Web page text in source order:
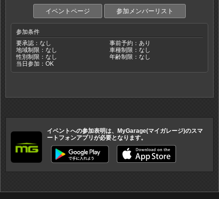
イベントページ 参加メンバーリスト
参加条件
要承認：なし
事前予約：あり
地域制限：なし
車種制限：なし
性別制限：なし
年齢制限：なし
当日参加：OK
イベントへの参加表明は、MyGarage(マイガレージ)のスマ
ートフォンアプリが必要となります。